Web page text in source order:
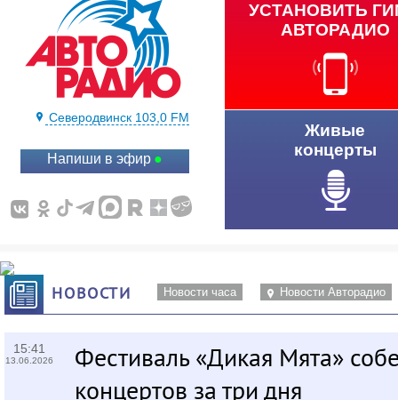
Северодвинск 103,0 FM
Напиши в эфир
УСТАНОВИТЬ
АВТОРАДИО
Живые
концерты
НОВОСТИ Новости часа Новости Авторадио
15:41
13.06.2026
Фестиваль «Дикая Мята»
концертов за три дня